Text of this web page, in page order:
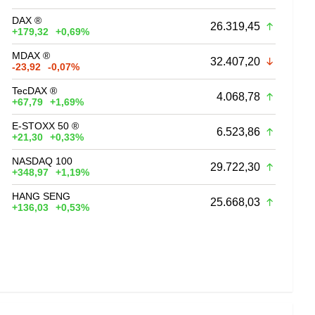
DAX ®
+179,32
+0,69% 26.319,45
MDAX ®
-23,92
-0,07% 32.407,20
TecDAX ®
+67,79
+1,69% 4.068,78
E-STOXX 50 ®
+21,30
+0,33% 6.523,86
NASDAQ 100
+348,97
+1,19% 29.722,30
HANG SENG
+136,03
+0,53% 25.668,03